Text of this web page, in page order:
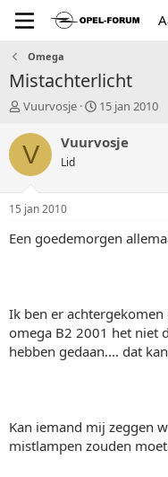
Omega
Mistachterlicht
T
p
i
t
a
r
Vuurvosje
S
a
u
m
15 jan 2010
V Vuurvosje
Lid
15 jan 2010
Een goedemorgen
Ik ben er
omega B2 2001 het niet
hebben gedaan.... dat
Kan iemand mij zeggen
mistlampen zouden